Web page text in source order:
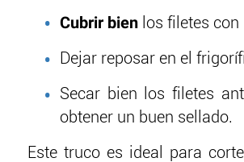
Cubrir bien los filetes
Dejar reposar en el
Secar bien los filetes
obtener un buen sellado.
Este truco es ideal para